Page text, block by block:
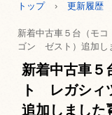
トップ › 更新履歴
新着中古車５台（モ
ゴン ゼスト）追加し
新着中古車
ト レガシィ
追加しました